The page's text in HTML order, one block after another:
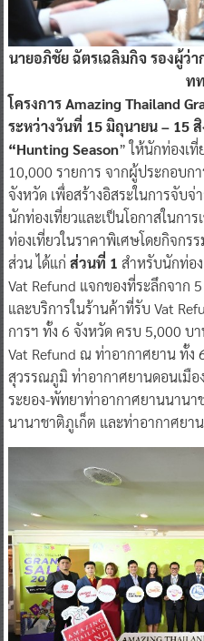
นายอภิชัย ฉัตรเฉลิมกิจ รองผู้ว่า
ท
โครงการ Amazing Thailand
ระหว่างวันที่ 15 มิถุนายน – 15
“Hunting Season” ให้นักท่องเ
10,000 รายการ จากผู้ประกอบก
จังหวัด เพื่อสร้างอิสระในการจับจ่
นักท่องเที่ยวและเป็นโอกาสในกา
ท่องเที่ยวในราคาพิเศษโดยกิจกร
ส่วน ได้แก่ส่วนที่ 1สำหรับนักท่อ
Vat Refund แจกของที่ระลึกจาก
และบริการในร้านค้าที่รับ Vat
การฯ ทั้ง 6 จังหวัด ครบ 5,000 บา
Vat Refund ณ ท่าอากาศยาน ทั้ง
สุวรรณภูมิ ท่าอากาศยานดอนเมือ
ระยอง-พัทยาท่าอากาศยานนานา
นานาชาติภูเก็ต และท่าอากาศยา